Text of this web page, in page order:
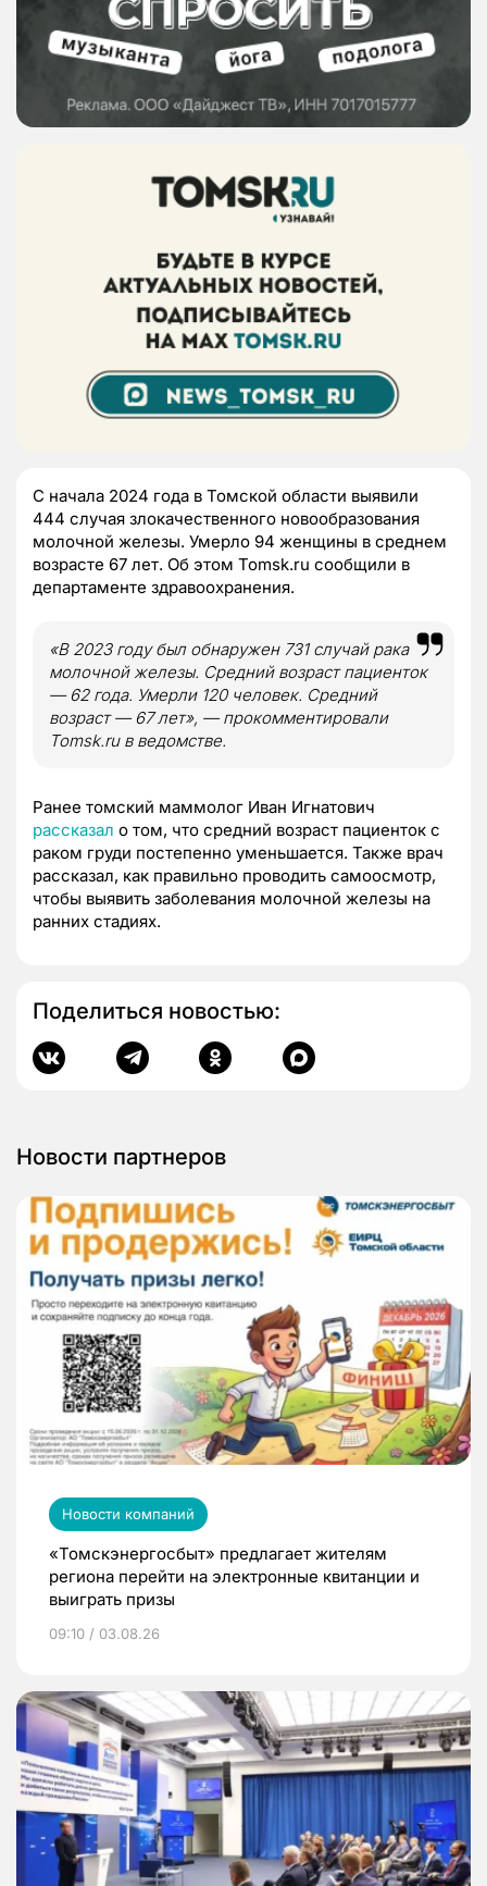
С начала 2024 года в Томской области выявили
444 случая злокачественного новообразования
молочной железы. Умерло 94 женщины в среднем
возрасте 67 лет. Об этом Tomsk.ru сообщили в
департаменте здравоохранения.
«В 2023 году был обнаружен 731 случай рака
молочной железы. Средний возраст пациенток
— 62 года. Умерли 120 человек. Средний
возраст — 67 лет», — прокомментировали
Tomsk.ru в ведомстве.
Ранее томский маммолог Иван Игнатович
рассказал о том, что средний возраст пациенток с
раком груди постепенно уменьшается. Также врач
рассказал, как правильно проводить самоосмотр,
чтобы выявить заболевания молочной железы на
ранних стадиях.
Поделиться новостью:
Новости партнеров
Новости компаний
«Томскэнергосбыт» предлагает жителям
региона перейти на электронные квитанции и
выиграть призы
09:10 / 03.08.26